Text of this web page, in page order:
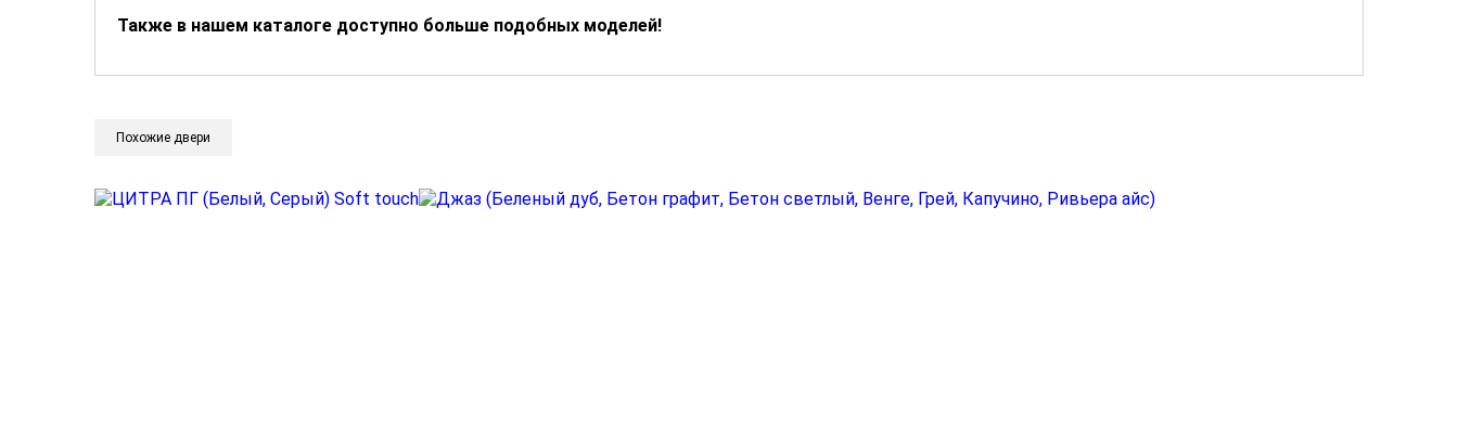
Также в нашем каталоге доступно больше подобных моделей!
Похожие двери